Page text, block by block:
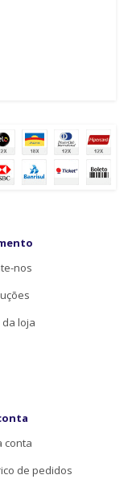
nos
loja
conta
de pedidos